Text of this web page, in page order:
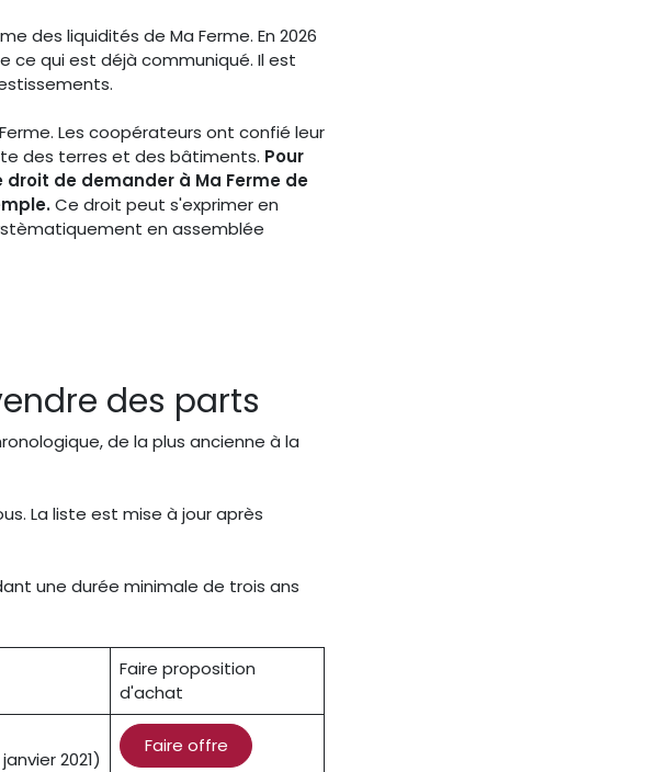
des liquidités de Ma Ferme. En 2026
ce qui est déjà communiqué. Il est
Les coopérateurs ont confié leur
des terres et des bâtiments. Pour
de demander à Ma Ferme de
Ce droit peut s'exprimer en
en assemblée
des parts
de la plus ancienne à la
La liste est mise à jour après
une durée minimale de trois ans
Faire proposition
d'achat
2021)
Faire offre